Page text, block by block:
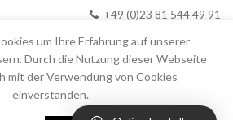
+49 (0)23 81 544 49 91
+49 (0)23 81 544 49 92
Impressum|ABG|Datenschutz
um Ihre Erfahrung auf unserer
Durch die Nutzung dieser Webseite
mit der Verwendung von Cookies
einverstanden.